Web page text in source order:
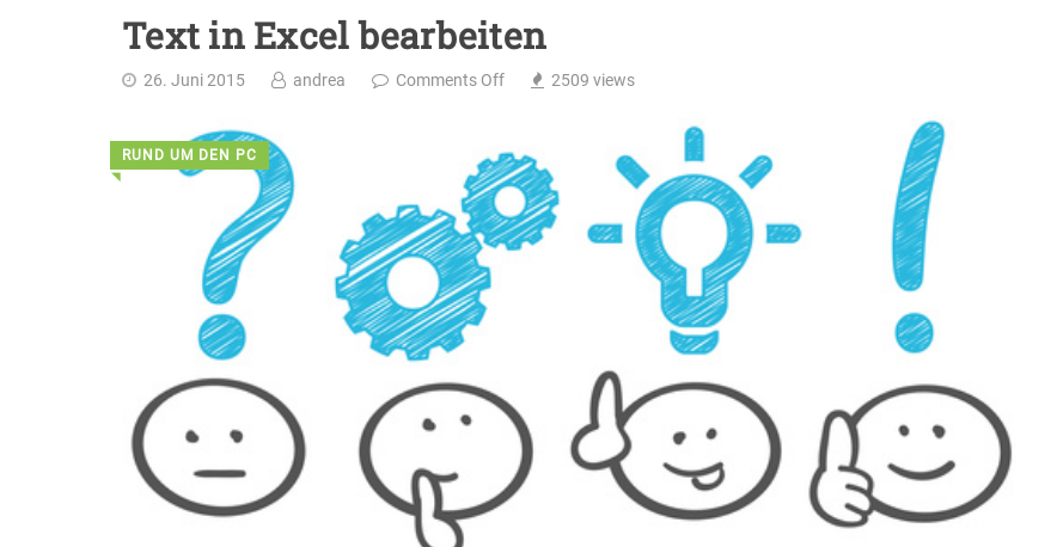
Text in Excel bearbeiten
26. Juni 2015 andrea Comments Off 2509 views
RUND UM DEN PC
◥